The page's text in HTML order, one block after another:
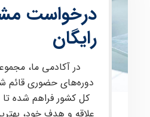
درخواست
رایگان
در آکادمی ما،
دوره‌های حضوری قائم
کل کشور فراهم شده تا
علاقه و هدف خود،